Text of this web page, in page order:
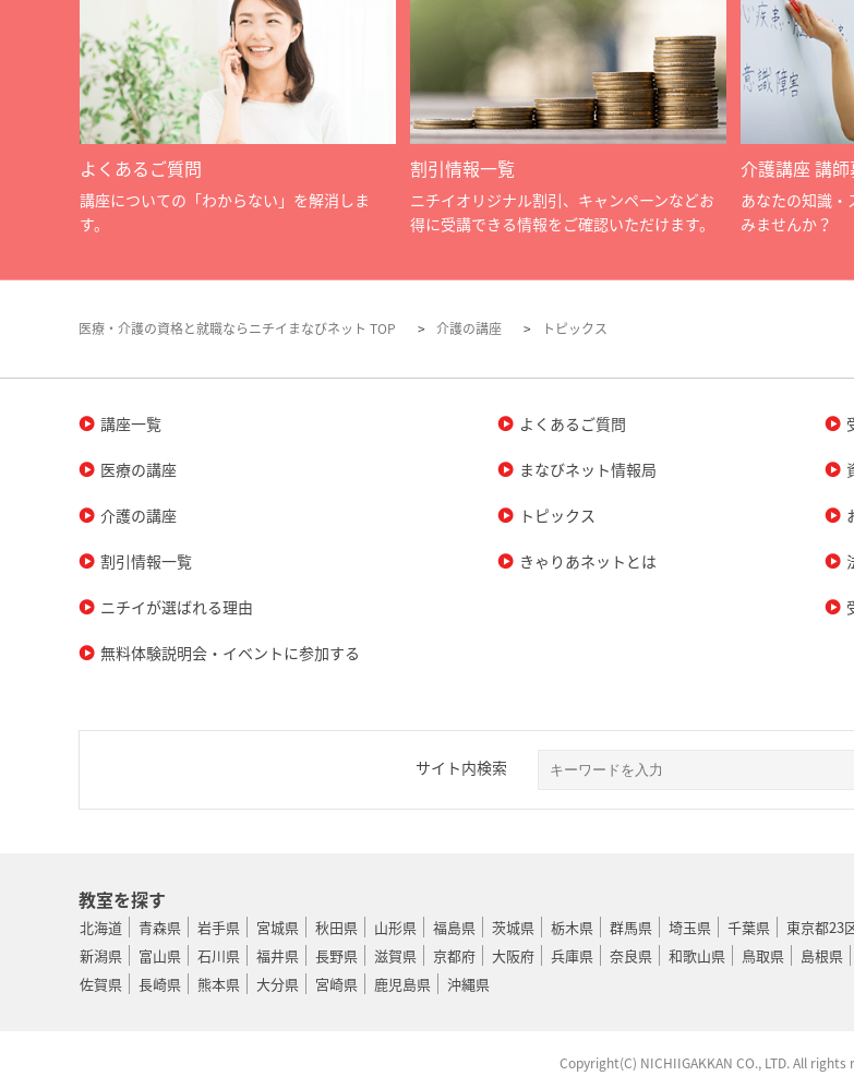
よくあるご質問
講座についての「わからない」を解消しま
す。
割引情報一覧
ニチイオリジナル割引、キャンペーンなどお
得に受講できる情報をご確認いただけます。
介護講座 講
あなたの知識・
みませんか？
医療・介護の資格と就職ならニチイまなびネット TOP 介護の講座 トピックス
講座一覧
医療の講座
介護の講座
割引情報一覧
ニチイが選ばれる理由
無料体験説明会・イベントに参加する
よくあるご質問
まなびネット情報局
トピックス
きゃりあネットとは
サイト内検索
教室を探す
北海道 青森県 岩手県 宮城県 秋田県 山形県 福島県 茨城県 栃木県 群馬県 埼玉県 千葉県 東京都23
新潟県
富山県 石川県 福井県 長野県 滋賀県 京都府 大阪府 兵庫県 奈良県 和歌山県 鳥取県 島根県
佐賀県
長崎県 熊本県 大分県 宮崎県 鹿児島県 沖縄県
Copyright(C) NICHIIGAKKAN CO., LTD. All rights